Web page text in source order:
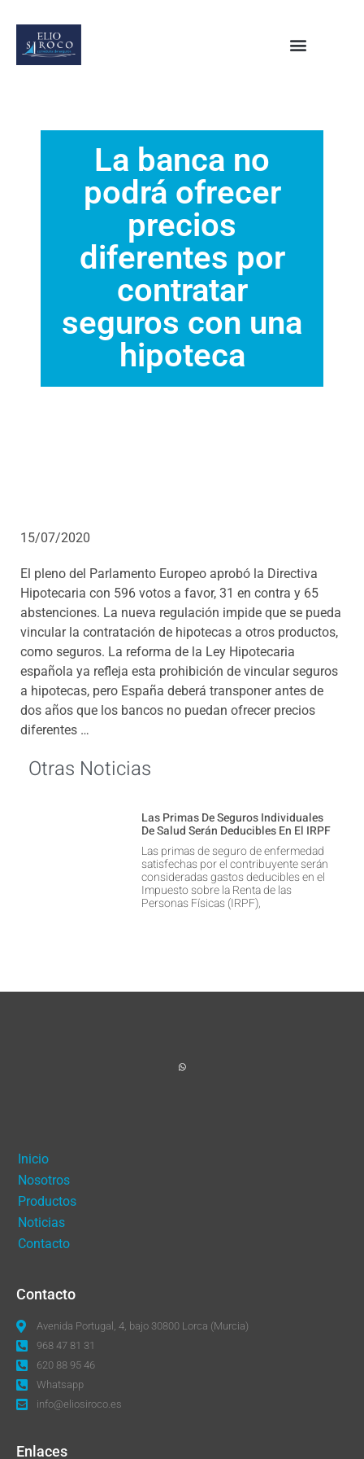
La banca no
podrá ofrecer
precios
diferentes por
contratar
seguros con una
hipoteca
15/07/2020
El pleno del Parlamento Europeo aprobó la Directiva
Hipotecaria con 596 votos a favor, 31 en contra y 65
abstenciones. La nueva regulación impide que se pueda
vincular la contratación de hipotecas a otros productos,
como seguros. La reforma de la Ley Hipotecaria
española ya refleja esta prohibición de vincular seguros
a hipotecas, pero España deberá transponer antes de
dos años que los bancos no puedan ofrecer precios
diferentes …
Otras Noticias
Las Primas De Seguros Individuales
De Salud Serán Deducibles En El IRPF
Las primas de seguro de enfermedad
satisfechas por el contribuyente serán
consideradas gastos deducibles en el
Impuesto sobre la Renta de las
Personas Físicas (IRPF),
Inicio
Nosotros
Productos
Noticias
Contacto
Contacto
Avenida Portugal, 4, bajo 30800 Lorca (Murcia)
968 47 81 31
620 88 95 46
Whatsapp
info@eliosiroco.es
Enlaces